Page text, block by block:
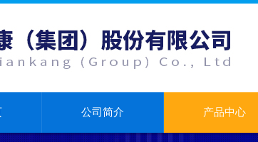
公司简介 产品中心